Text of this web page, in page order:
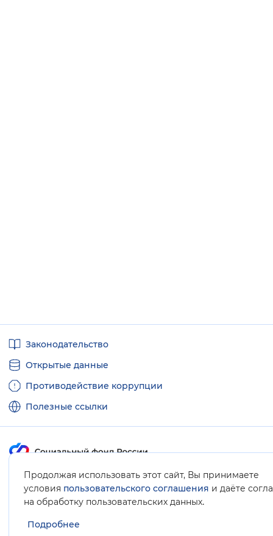
Продолжая использовать этот сайт, Вы принимаете
условия пользовательского соглашения и даёте
на обработку пользовательских данных.
Подробнее
ссылкиЗаконодательство
Открытые данные
Противодействие коррупции
Полезные ссылки
Карта сайта